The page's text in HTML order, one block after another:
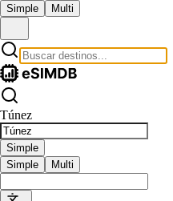
Simple Multi
Túnez
Simple
Simple
Multi